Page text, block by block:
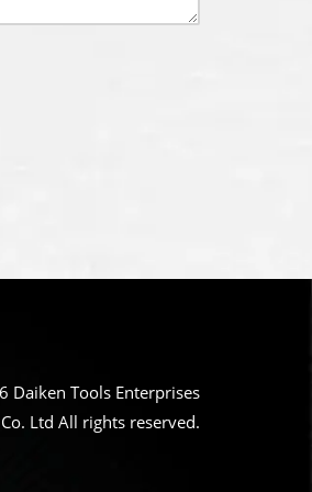
Daiken Tools Enterprises
Co. Ltd All rights reserved.